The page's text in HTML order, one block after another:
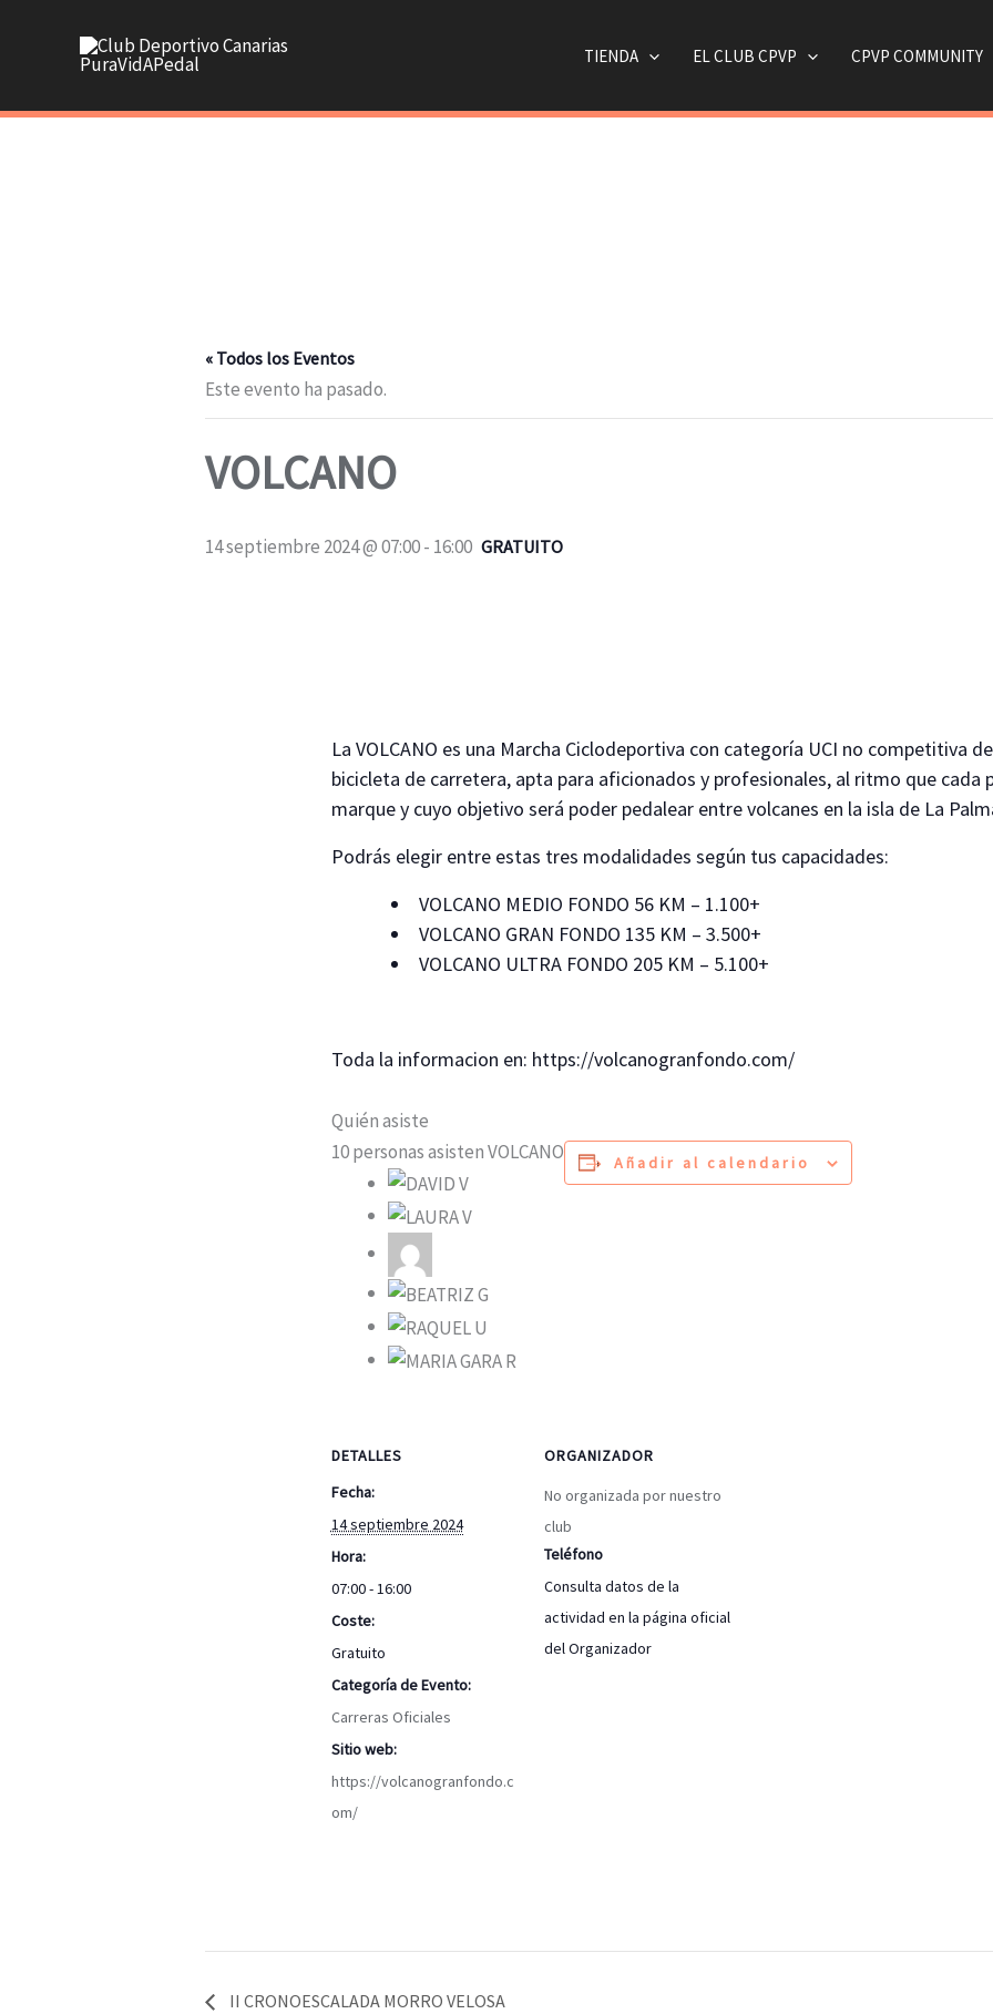
TIENDA EL CLUB CPVP CPVP COMMUNITY
« Todos los Eventos
Este evento ha pasado.
VOLCANO
14 septiembre 2024 @ 07:00- 16:00 GRATUITO
La VOLCANO es una Marcha Ciclodeportiva con categoría UCI no competitiva
bicicleta de carretera, apta para aficionados y profesionales, al ritmo que cada
marque y cuyo objetivo será poder pedalear entre volcanes en la isla de La
Podrás elegir entre estas tres modalidades según tus capacidades:
VOLCANO MEDIO FONDO 56 KM – 1.100+
VOLCANO GRAN FONDO 135 KM – 3.500+
VOLCANO ULTRA FONDO 205 KM – 5.100+
Toda la informacion en: https://volcanogranfondo.com/
Quién asiste
10 personas asisten VOLCANO
Añadir al calendario
DETALLES
Fecha:
14 septiembre 2024
Hora:
07:00 - 16:00
Coste:
Gratuito
Categoría de Evento:
Carreras Oficiales
Sitio web:
https://volcanogranfondo.c
om/
ORGANIZADOR
No organizada por nuestro
club
Teléfono
Consulta datos de la
actividad en la página oficial
del Organizador
II CRONOESCALADA MORRO VELOSA